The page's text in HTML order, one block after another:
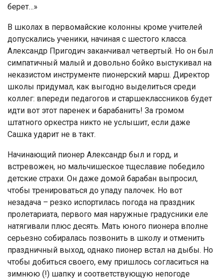
берет…»
В школах в первомайские колонны кроме учителей
допускались ученики, начиная с шестого класса.
Александр Пригодич заканчивал четвертый. Но он был
симпатичный малый и довольно бойко выстукивал на
неказистом инструменте пионерский марш. Директор
школы придумал, как выгодно выделиться среди
коллег: впереди педагогов и старшеклассников будет
идти вот этот паренек и барабанить! За громом
штатного оркестра никто не услышит, если даже
Сашка ударит не в такт.
Начинающий пионер Александр был и горд, и
встревожен, но мальчишеское тщеславие победило
детские страхи. Он даже домой барабан выпросил,
чтобы тренироваться до упаду палочек. Но вот
незадача – резко испортилась погода на праздник
пролетариата, первого мая наружные градусники еле
натягивали плюс десять. Мать юного пионера вполне
серьезно собиралась позвонить в школу и отменить
праздничный выход, однако пионер встал на дыбы. Но
чтобы добиться своего, ему пришлось согласиться на
зимнюю (!) шапку и соответствующую непогоде